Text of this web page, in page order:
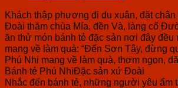
Khách thập phương đi du xuân, đặt
Đoài thăm chùa Mía, đền Và, làng cổ
ăn thử món bánh tẻ đặc sản nơi đây đều
mang về làm quà: “Đến Sơn Tây, đừng
Phú Nhi mang về làm quà, thơm ngon,
Bánh tẻ Phú NhiĐặc sản xứ Đoài
Nhắc đến bánh tẻ, những người yêu ẩm